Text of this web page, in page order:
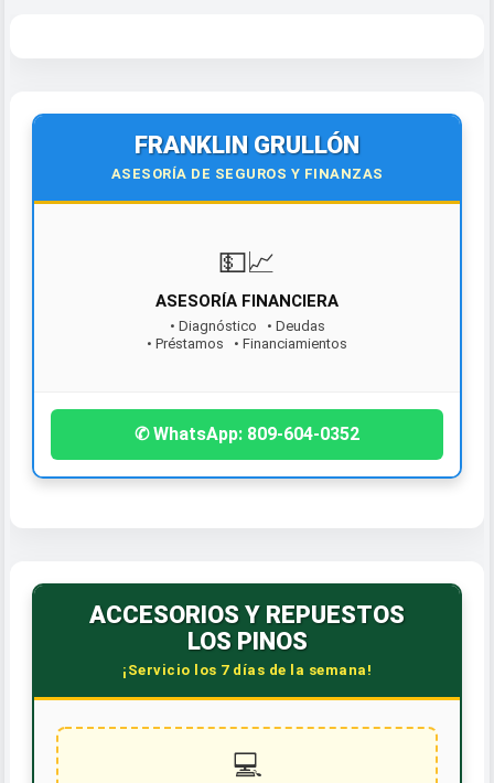
FRANKLIN GRULLÓN
ASESORÍA DE SEGUROS Y FINANZAS
💵📈
ASESORÍA FINANCIERA
• Diagnóstico • Deudas
• Préstamos • Financiamientos
¡Contáctanos hoy!
✆ WhatsApp: 809-604-0352
ACCESORIOS Y REPUESTOS
LOS PINOS
¡Servicio los 7 días de la semana!
💻